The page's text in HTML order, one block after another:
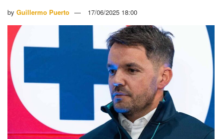
by Guillermo Puerto 17/06/2025 18:00